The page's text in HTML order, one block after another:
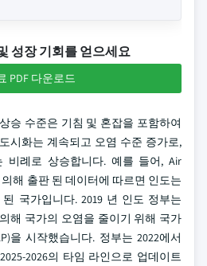
성장 기회를 얻으세요
PDF 다운로드
승 수준은 기침 및 혼잡을 포함하여
시화는 계속되고 오염 수준 증가로,
비례로 상승합니다. 예를 들어, Air
의해 출판 된 데이터에 따르면 인도는
국가입니다. 2019 년 인도 정부는
해 국가의 오염을 줄이기 위해 국가
을 시작했습니다. 정부는 2022에서
2026의 타임 라인으로 업데이트